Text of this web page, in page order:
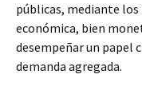
públicas, mediante
económica, bien
desempeñar un papel
demanda agregada.